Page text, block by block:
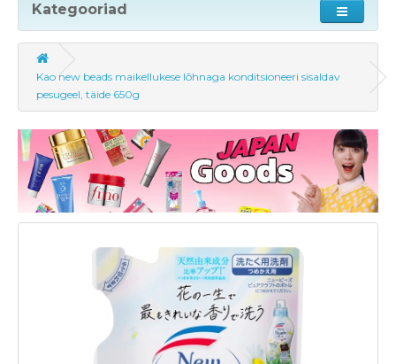
Kategooriad
Kao new beads maikellukese lõhnaga konditsioneeri sisaldav
pesugeel, täide 650g